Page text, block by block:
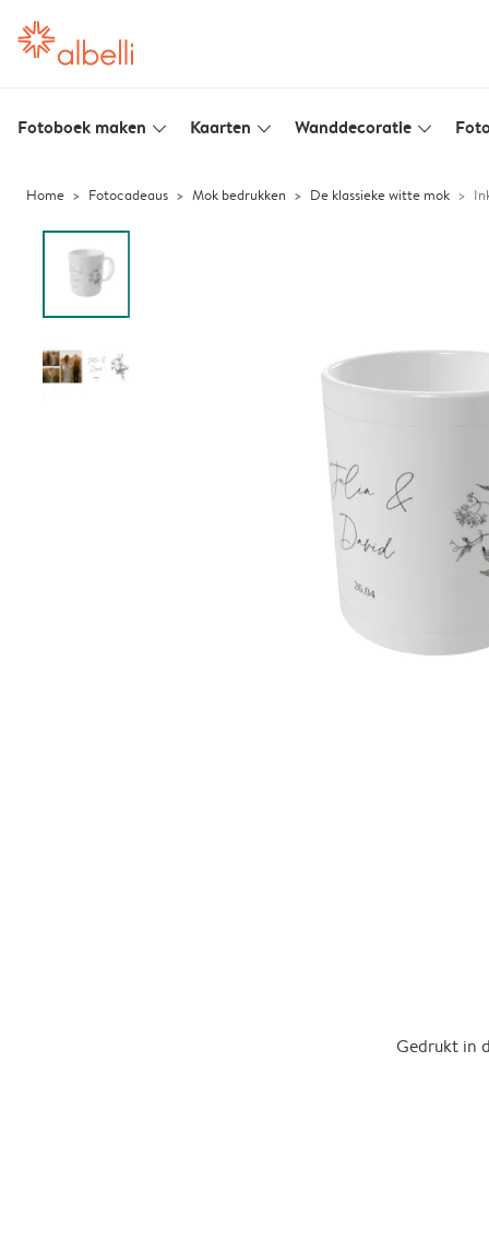
Fotoboek maken slim_arrow_down Kaarten slim_arrow_down Wanddecoratie slim_arrow_down
Home Fotocadeaus Mok bedrukken De klassieke witte mok
Gedrukt in